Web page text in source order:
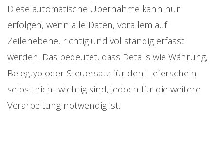
Diese automatische Übernahme kann nur
erfolgen, wenn alle Daten, vorallem auf
Zeilenebene, richtig und vollständig erfasst
werden. Das bedeutet, dass Details wie Währung,
Belegtyp oder Steuersatz für den Lieferschein
selbst nicht wichtig sind, jedoch für die weitere
Verarbeitung notwendig ist.